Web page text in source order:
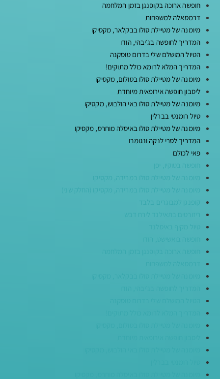
חופשה ארוכה בקופנגן בזמן המלחמה
דרמסאלה למשפחות
מיומנה של מטיילת סולו בבקלאר, מקסיקו
המדריך לחופשה בג׳יבהי, הודו
הטיול המושלם שלי בדרום טוסקנה
המדריך המלא לרומא כולל מתוקים!
מיומנה של מטיילת סולו בטולום, מקסיקו
ליסבון חופשה אירופאית מיוחדת
מיומנה של מטיילת סולו באי הולבוש, מקסיקו
טיול רומנטי בברלין
מיומנה של מטיילת סולו באיסלה מוחרס, מקסיקו
המדריך לסרי לנקה ונגומבו
פאי לכולם
חופשה בטוקיו, יפן
מיומנה של מטיילת סולו במרידה, מקסיקו
מיומנה של מטיילת סולו במרידה, מקסיקו (החלק שני)
קופנגן למבוגרים בלבד
ריזורטים בתאילנד לירח דבש